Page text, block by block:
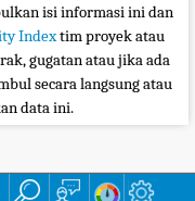
isi informasi ini dan
Indextim proyek atau
gugatan atau jika ada
secara langsung atau
data ini.